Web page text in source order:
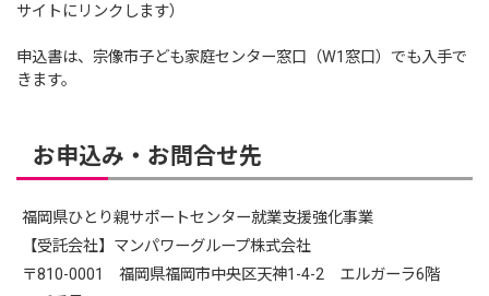
サイトにリンクします）
申込書は、宗像市子ども家庭センター窓口（W1窓口）でも入手で
きます。
お申込み・お問合せ先
福岡県ひとり親サポートセンター就業支援強化事業
【受託会社】マンパワーグループ株式会社
〒810-0001 福岡県福岡市中央区天神1-4-2 エルガーラ6階